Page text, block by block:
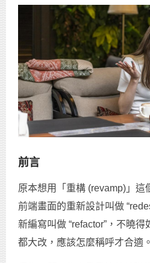
前言
原本想用「重構 (revamp)」這
前端畫面的重新設計叫做
新編寫叫做 “refactor”，不曉
都大改，應該怎麼稱呼才合適。